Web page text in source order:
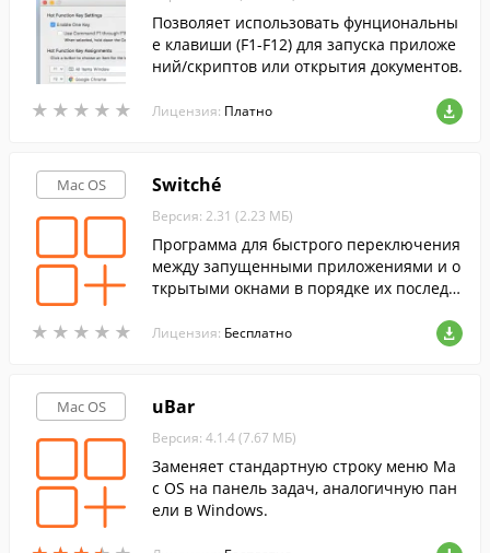
★ ★ ★ ★ ★
★ ★ ★ ★ ★
Позволяет использовать фунциональны
е клавиши (F1-F12) для запуска приложе
ний/скриптов или открытия документов.
Лицензия: Платно
Mac OS
★ ★ ★ ★ ★
★ ★ ★ ★ ★
Switché
Версия: 2.31 (2.23 МБ)
Программа для быстрого переключения
между запущенными приложениями и о
ткрытыми окнами в порядке их последн
Лицензия: Бесплатно
Mac OS uBar
Версия: 4.1.4 (7.67 МБ)
Заменяет стандартную строку меню Ma
c OS на панель задач, аналогичную пан
ели в Windows.